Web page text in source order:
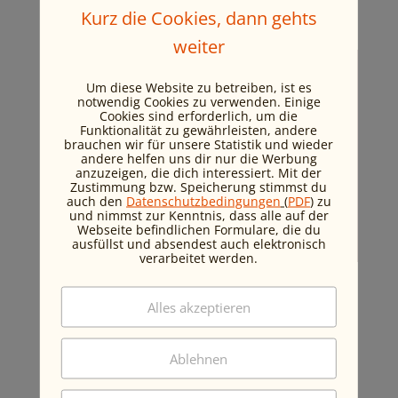
KI & Netzwerken – wie künstliche Intelligenz
dein Beziehungsmanagement (nicht) ersetzt
März 28, 2025|Fachliches
Künstliche Intelligenz hat sich in den letzten Jahren
Kurz die Cookies, dann gehts
weiter
Um diese Website zu betreiben, ist es
notwendig Cookies zu verwenden. Einige
Cookies sind erforderlich, um die
Funktionalität zu gewährleisten, andere
brauchen wir für unsere Statistik und wieder
andere helfen uns dir nur die Werbung
anzuzeigen, die dich interessiert. Mit der
Zustimmung bzw. Speicherung stimmst du
auch den Datenschutzbedingungen (PDF)zu
und nimmst zur Kenntnis, dass alle auf der
Webseite befindlichen Formulare, die du
ausfüllst und absendest auch elektronisch
verarbeitet werden.
Alles akzeptieren
Ablehnen